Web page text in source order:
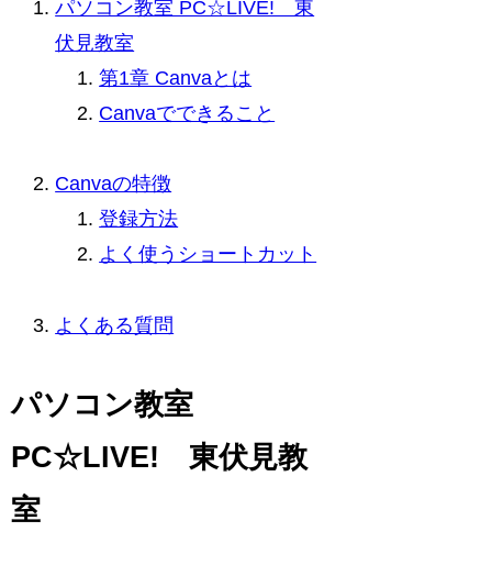
パソコン教室 PC☆LIVE! 東
伏見教室
第1章 Canvaとは
Canvaでできること
Canvaの特徴
登録方法
よく使うショートカット
よくある質問
パソコン教室
PC☆LIVE! 東伏見教
室